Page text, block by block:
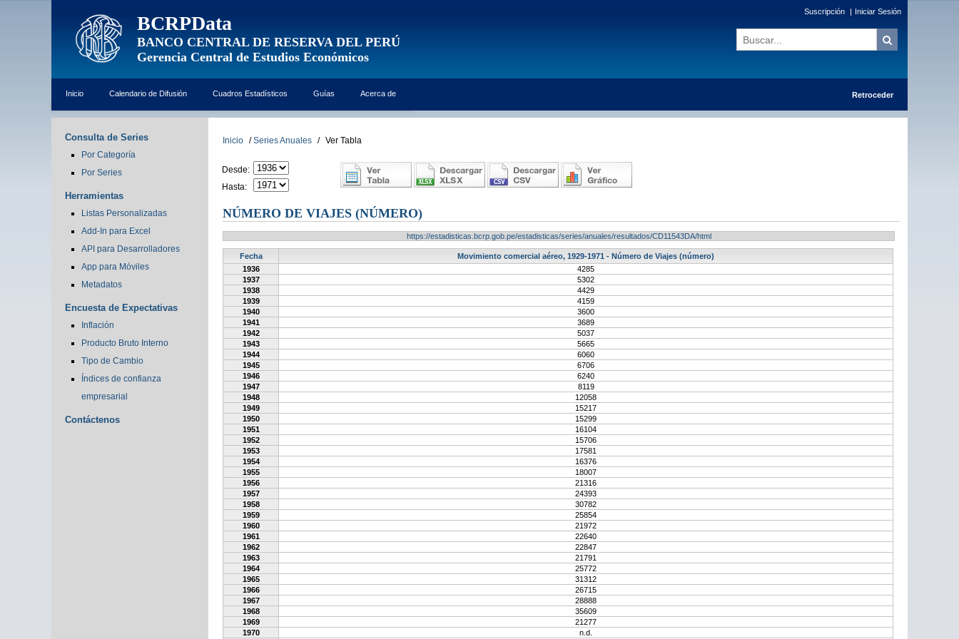
BCRPData
BANCO CENTRAL DE RESERVA DEL PERÚ
Gerencia Central de Estudios Económicos
Suscripción | Iniciar Sesión
Inicio Calendario de Difusión Cuadros Estadísticos Guías Acerca de Retroceder
Consulta de Series
Por Categoría
Por Series
Herramientas
Listas Personalizadas
Add-In para Excel
API para Desarrolladores
App para Móviles
Metadatos
Encuesta de Expectativas
Inflación
Producto Bruto Interno
Tipo de Cambio
Índices de confianza
empresarial
Contáctenos
Inicio / Series Anuales / Ver Tabla
Desde:
Hasta:
NÚMERO DE VIAJES (NÚMERO)
https://estadisticas.bcrp.gob.pe/estadisticas/series/anuales/resultados/CD11543DA/html
Fecha
Movimiento comercial aéreo, 1929-1971 - Número de Viajes (número)
1936
4285
1937
5302
1938
4429
1939
4159
1940
3600
1941
3689
1942
5037
1943
5665
1944
6060
1945
6706
1946
6240
1947
8119
1948
12058
1949
15217
1950
15299
1951
16104
1952
15706
1953
17581
1954
16376
1955
18007
1956
21316
1957
24393
1958
30782
1959
25854
1960
21972
1961
22640
1962
22847
1963
21791
1964
25772
1965
31312
1966
26715
1967
28888
1968
35609
1969
21277
1970
n.d.